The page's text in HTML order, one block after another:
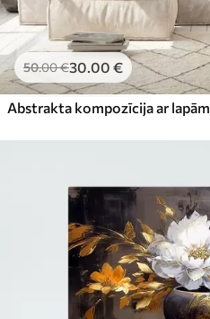
50.00€30.00 €
Abstrakta kompozīcija ar lapām